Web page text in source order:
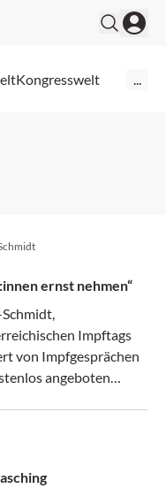
Kongresswelt
ernst nehmen“
Impftags
von Impfgesprächen
angeboten